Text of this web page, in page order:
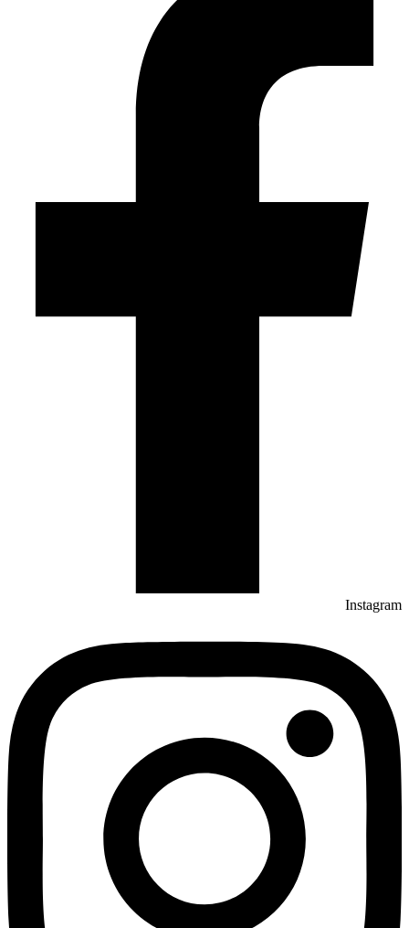
Instagram